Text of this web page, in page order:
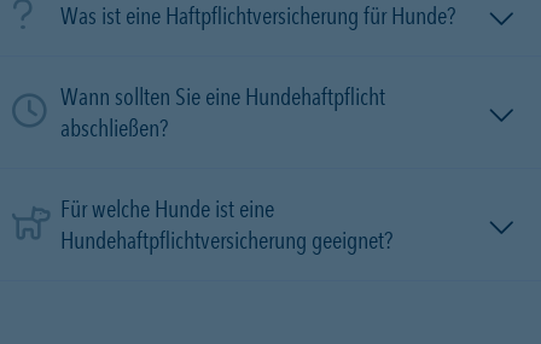
Was ist eine Haftpflichtversicherung für Hunde?
Wann sollten Sie eine Hundehaftpflicht
abschließen?
Für welche Hunde ist eine
Hundehaftpflichtversicherung geeignet?